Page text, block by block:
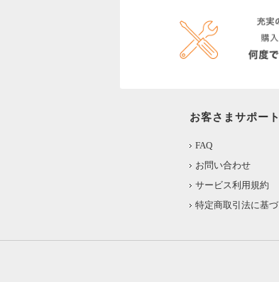
お客さまサポート
FAQ
お問い合わせ
サービス利用規約
特定商取引法に基